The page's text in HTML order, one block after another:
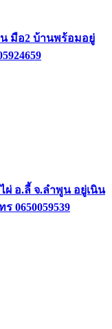
มือ2 บ้านพร้อมอยู่
ผ่ อ.ลี้ จ.ลำพูน อยู่เนิน
0650059539